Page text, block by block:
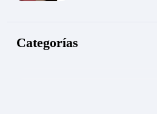
Categorías